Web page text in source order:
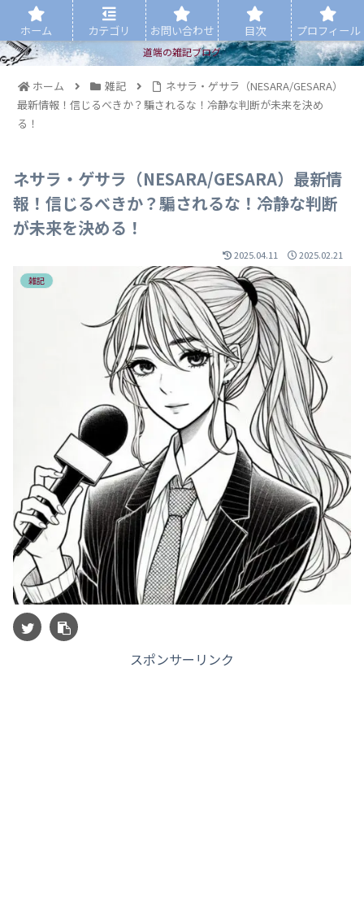
道端の雑記ブログ
ホーム 雑記
ネサラ・ゲサラ（NESARA/GESARA）
最新情報！信じるべきか？騙されるな！冷静な判断が未来を決め
る！
ネサラ・ゲサラ（NESARA/GESARA）最新情
報！信じるべきか？騙されるな！冷静な判断
が未来を決める！
2025.04.11 2025.02.21
雑記
スポンサーリンク
ホーム カテゴリ お問い合わせ 目次 プロフィール